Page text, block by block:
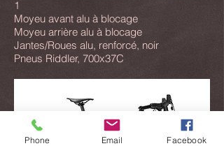
1
Moyeu avant alu à blocage
Moyeu arrière alu à blocage
Jantes/Roues alu, renforcé, noir
Pneus Riddler, 700x37C
Phone Email Facebook